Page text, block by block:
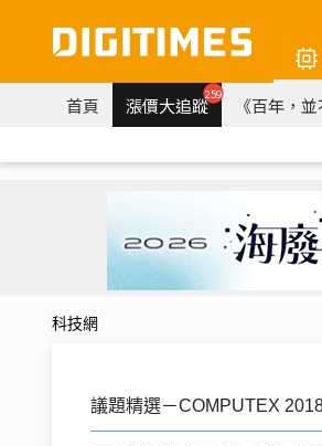
首頁 漲價大追蹤259 《百年，
科技網
議題精選－COMPUTEX